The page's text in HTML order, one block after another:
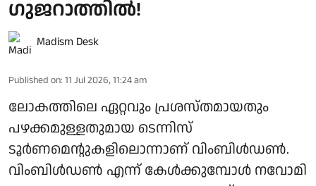
ഗുജറാത്തിൽ!
Madism Desk
Published on: 11 Jul 2026, 11:24 am
ലോകത്തിലെ ഏറ്റവും പ്രശസ്തമായതും
പഴക്കമുള്ളതുമായ ടെന്നിസ്
ടൂർണമെന്റുകളിലൊന്നാണ് വിംബിൾഡൺ.
വിംബിൾഡൺ എന്ന് കേൾക്കുമ്പോൾ നവോമി